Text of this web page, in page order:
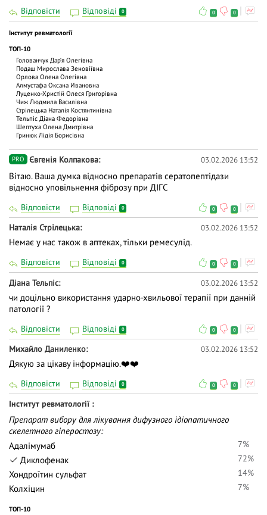
Відповісти Відповіді 0 0 0
Інститут ревматології
ТОП-10
Голованчук Дар‘я Олегівна
Подаш Мирослава Зеновіївна
Орлова Олена Олегівна
Алмустафа Оксана Ивановна
Луценко-Христій Олеся Григорівна
Чиж Людмила Василівна
Стрілецька Наталія Костянтинівна
Тельпіс Діана Федорівна
Шептуха Олена Дмитрівна
Гринюк Лідія Борисівна
PRO Євгенія Колпакова 03.02.2026 13:52
Вітаю. Ваша думка відносно препаратів сератопептідази
відносно уповільнення фіброзу при ДІГС
Відповісти Відповіді 0 0 0
Наталія Стрілецька 03.02.2026 13:52
Немає у нас також в аптеках, тільки ремесулід.
Відповісти Відповіді 0 0 0
Діана Тельпіс 03.02.2026 13:52
чи доцільно використання ударно-хвильової терапії при данній
патології ?
Відповісти Відповіді 0 0 0
Михайло Даниленко 03.02.2026 13:52
Дякую за цікаву інформацію.❤️❤️
Відповісти Відповіді 0 0 0
Інститут ревматології
Препарат вибору для лікування дифузного ідіопатичного
скелетного гіперостозу:
Адалімумаб
7%
Диклофенак
72%
Хондроїтин сульфат
14%
Колхіцин
7%
ТОП-10